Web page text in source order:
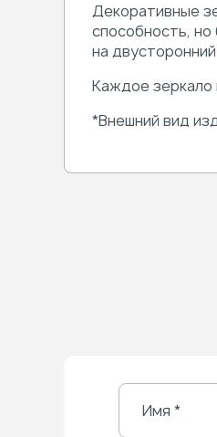
Декоративные
способность,
на
Каждое зеркало
*Внешний вид